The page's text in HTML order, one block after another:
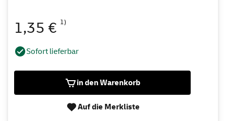
1,35 € 1)
Sofort lieferbar
in den Warenkorb
Auf die Merkliste